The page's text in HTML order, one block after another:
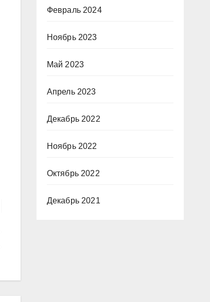
Февраль 2024
Ноябрь 2023
Май 2023
Апрель 2023
Декабрь 2022
Ноябрь 2022
Октябрь 2022
Декабрь 2021